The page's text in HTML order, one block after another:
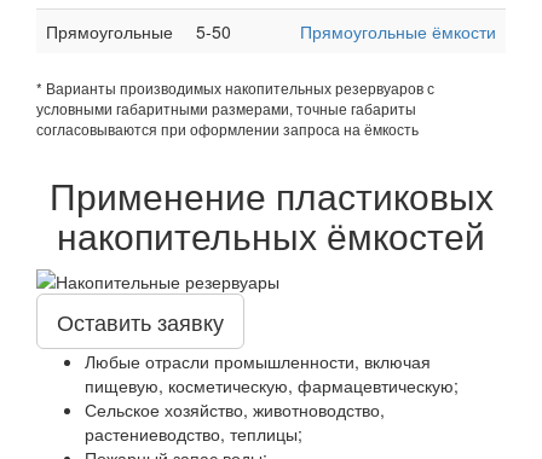
Прямоугольные
5-50 Прямоугольные ёмкости
* Варианты производимых накопительных резервуаров с
условными габаритными размерами, точные габариты
согласовываются при оформлении запроса на ёмкость
Применение пластиковых
накопительных ёмкостей
Оставить заявку
Любые отрасли промышленности, включая
пищевую, косметическую, фармацевтическую;
Сельское хозяйство, животноводство,
растениеводство, теплицы;